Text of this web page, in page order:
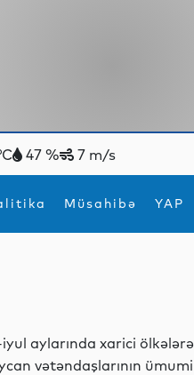
47 % 7 m/s
Müsahibə YAP
aylarında xarici ölkələrə
vətəndaşlarının ümumi